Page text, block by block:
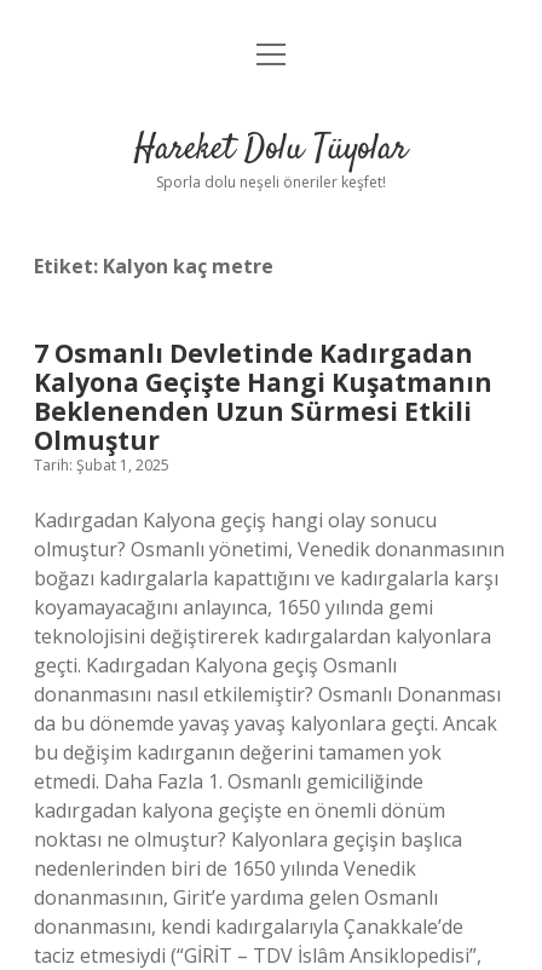
Anasayfa
Yasal Uyarı
menüyü
Hareket Dolu Tüyolar
Sporla dolu neşeli öneriler keşfet!
Etiket: Kalyon kaç metre
7 Osmanlı Devletinde Kadırgadan
Kalyona Geçişte Hangi Kuşatmanın
Beklenenden Uzun Sürmesi Etkili
Olmuştur
Tarih: Şubat 1, 2025
Kadırgadan Kalyona geçiş hangi olay sonucu
olmuştur? Osmanlı yönetimi, Venedik donanmasının
boğazı kadırgalarla kapattığını ve kadırgalarla karşı
koyamayacağını anlayınca, 1650 yılında gemi
teknolojisini değiştirerek kadırgalardan kalyonlara
geçti. Kadırgadan Kalyona geçiş Osmanlı
donanmasını nasıl etkilemiştir? Osmanlı Donanması
da bu dönemde yavaş yavaş kalyonlara geçti. Ancak
bu değişim kadırganın değerini tamamen yok
etmedi. Daha Fazla 1. Osmanlı gemiciliğinde
kadırgadan kalyona geçişte en önemli dönüm
noktası ne olmuştur? Kalyonlara geçişin başlıca
nedenlerinden biri de 1650 yılında Venedik
donanmasının, Girit’e yardıma gelen Osmanlı
donanmasını, kendi kadırgalarıyla Çanakkale’de
taciz etmesiydi (“GİRİT – TDV İslâm Ansiklopedisi”,